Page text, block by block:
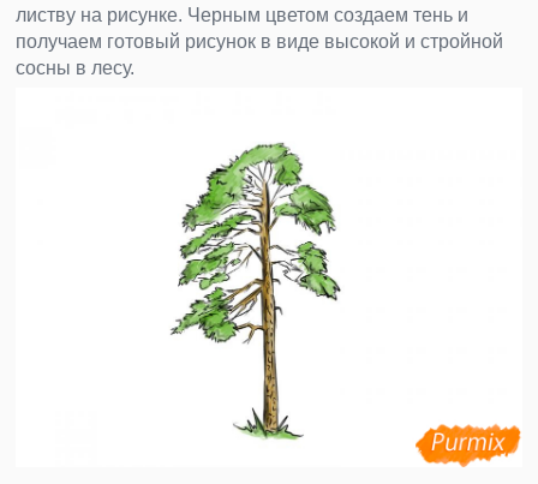
листву на рисунке. Черным цветом создаем тень и
получаем готовый рисунок в виде высокой и стройной
сосны в лесу.